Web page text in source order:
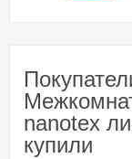
nanotex
купили